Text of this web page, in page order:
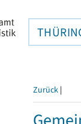
Zurück |